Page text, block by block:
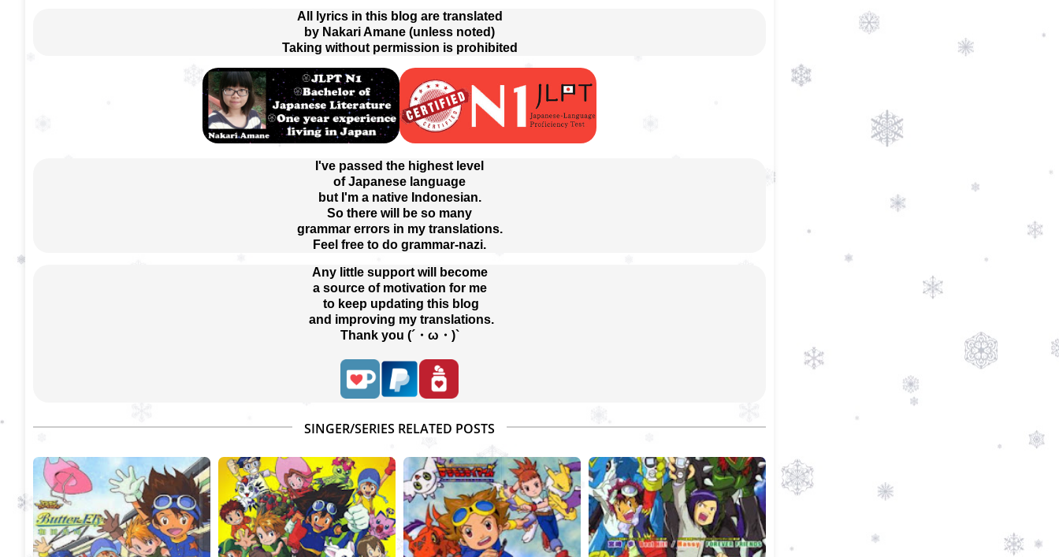
All lyrics in this blog are translated
by Nakari Amane (unless noted)
Taking without permission is prohibited
I've passed the highest level
of Japanese language
but I'm a native Indonesian.
So there will be so many
grammar errors in my translations.
Feel free to do grammar-nazi.
Any little support will become
a source of motivation for me
to keep updating this blog
and improving my translations.
Thank you (´・ω・)`
SINGER/SERIES RELATED POSTS